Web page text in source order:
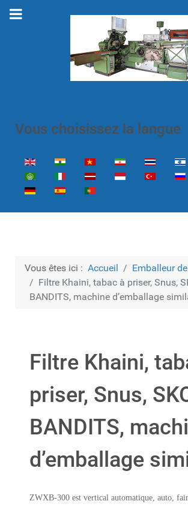
Vous choisissez la langue
Sélectionnez votre langue
Vous êtes ici : Accueil
Emballeur
Filtre Khaini, tabac à priser, Snus,
BANDITS, machine d’emballage
Filtre Khaini,
priser, Snus,
BANDITS,
d’emballage
ZWXB-300 est vertical automatique, auto,